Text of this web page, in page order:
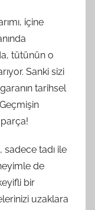
içine
tütünün o
Sanki sizi
tarihsel
tadı ile
de
bir
uzaklara